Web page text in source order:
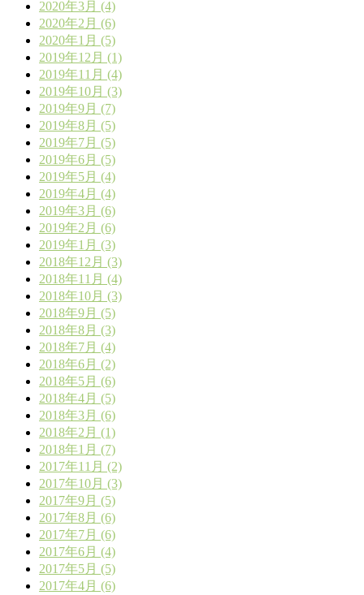
2020年3月 (4)
2020年2月 (6)
2020年1月 (5)
2019年12月 (1)
2019年11月 (4)
2019年10月 (3)
2019年9月 (7)
2019年8月 (5)
2019年7月 (5)
2019年6月 (5)
2019年5月 (4)
2019年4月 (4)
2019年3月 (6)
2019年2月 (6)
2019年1月 (3)
2018年12月 (3)
2018年11月 (4)
2018年10月 (3)
2018年9月 (5)
2018年8月 (3)
2018年7月 (4)
2018年6月 (2)
2018年5月 (6)
2018年4月 (5)
2018年3月 (6)
2018年2月 (1)
2018年1月 (7)
2017年11月 (2)
2017年10月 (3)
2017年9月 (5)
2017年8月 (6)
2017年7月 (6)
2017年6月 (4)
2017年5月 (5)
2017年4月 (6)